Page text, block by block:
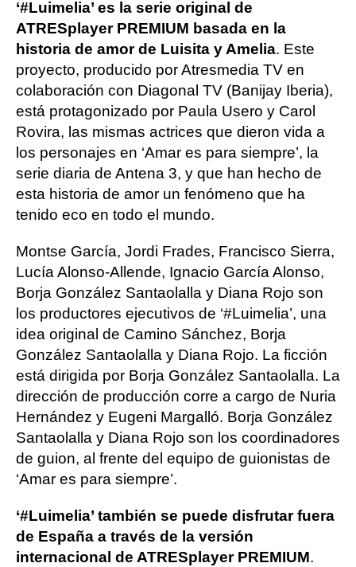
‘#Luimelia’ es la serie original de
ATRESplayer PREMIUM basada en la
historia de amor de Luisita y Amelia. Este
proyecto, producido por Atresmedia TV en
colaboración con Diagonal TV (Banijay Iberia),
está protagonizado por Paula Usero y Carol
Rovira, las mismas actrices que dieron vida a
los personajes en ‘Amar es para siempre’, la
serie diaria de Antena 3, y que han hecho de
esta historia de amor un fenómeno que ha
tenido eco en todo el mundo.
Montse García, Jordi Frades, Francisco Sierra,
Lucía Alonso-Allende, Ignacio García Alonso,
Borja González Santaolalla y Diana Rojo son
los productores ejecutivos de ‘#Luimelia’, una
idea original de Camino Sánchez, Borja
González Santaolalla y Diana Rojo. La ficción
está dirigida por Borja González Santaolalla. La
dirección de producción corre a cargo de Nuria
Hernández y Eugeni Margalló. Borja González
Santaolalla y Diana Rojo son los coordinadores
de guion, al frente del equipo de guionistas de
‘Amar es para siempre’.
‘#Luimelia’ también se puede disfrutar fuera
de España a través de la versión
internacional de ATRESplayer PREMIUM.